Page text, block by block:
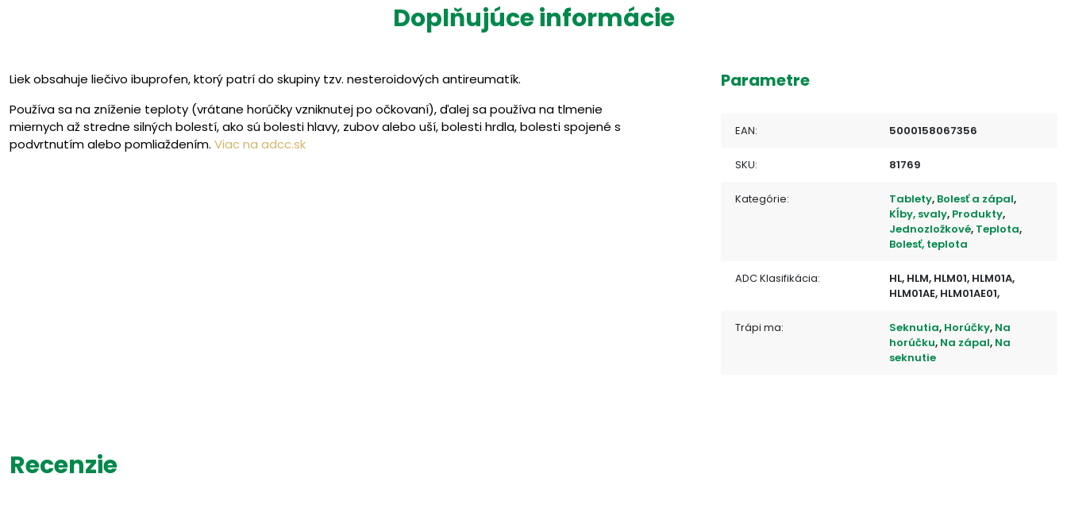
Doplňujúce informácie
Liek obsahuje liečivo ibuprofen, ktorý patrí do skupiny tzv. nesteroidových antireumatík.
Používa sa na zníženie teploty (vrátane horúčky vzniknutej po očkovaní), ďalej sa používa na tlmenie
miernych až stredne silných bolestí, ako sú bolesti hlavy, zubov alebo uší, bolesti hrdla, bolesti spojené s
podvrtnutím alebo pomliaždením. Viac na adcc.sk
Parametre
EAN: 5000158067356
SKU: 81769
Kategórie: Tablety, Bolesť a zápal,
Kĺby, svaly, Produkty,
Jednozložkové, Teplota,
Bolesť, teplota
ADC Klasifikácia:
HL, HLM, HLM01, HLM01A,
HLM01AE, HLM01AE01,
Trápi ma: Seknutia, Horúčky, Na
horúčku, Na zápal, Na
seknutie
Recenzie